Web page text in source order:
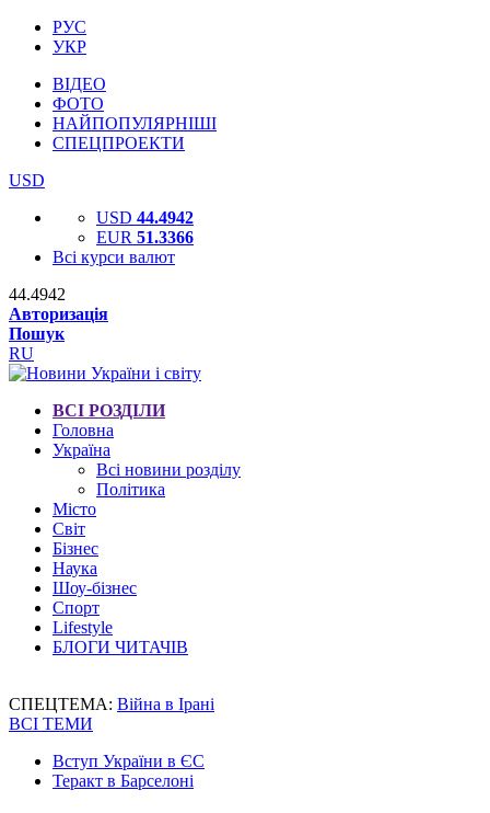
РУС
УКР
ВІДЕО
ФОТО
НАЙПОПУЛЯРНІШІ
СПЕЦПРОЕКТИ
USD
USD 44.4942
EUR 51.3366
Всі курси валют
44.4942
Авторизація
Пошук
RU
ВСІ РОЗДІЛИ
Головна
Україна
Всі новини розділу
Політика
Місто
Світ
Бізнес
Наука
Шоу-бізнес
Спорт
Lifestyle
БЛОГИ ЧИТАЧІВ
СПЕЦТЕМА: Війна в Ірані
ВСІ ТЕМИ
Вступ України в ЄС
Теракт в Барселоні